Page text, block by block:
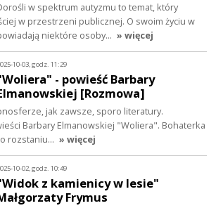
w spektrum autyzmu to temat, który
w przestrzeni publicznej. O swoim życiu w
niektóre osoby… » więcej
10-03, godz. 11:29
- powieść Barbary
[Rozmowa]
jak zawsze, sporo literatury.
Barbary Elmanowskiej "Woliera". Bohaterka
rozstaniu… » więcej
10-02, godz. 10:49
z kamienicy w lesie"
Frymus